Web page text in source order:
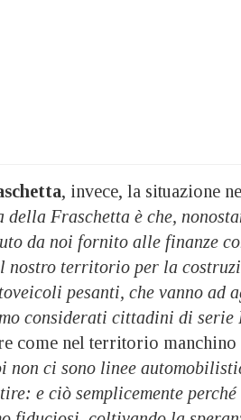
, invece, la situazione
della Fraschetta è che,
da noi fornito alle finanze
nostro territorio per la
pesanti, che vanno ad
considerati cittadini di serie
come nel territorio
non ci sono linee
e ciò semplicemente